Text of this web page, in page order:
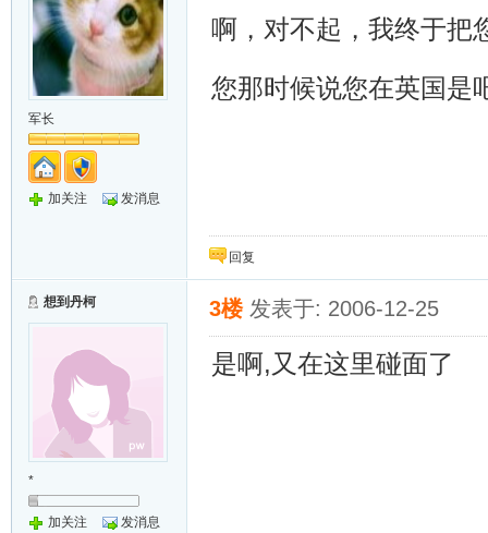
军长
加关注 发消息
啊，对不起，我终于把
您那时候说您在英国是
回复
想到丹柯
*
加关注 发消息
3楼 发表于: 2006-12-25
是啊,又在这里碰面了